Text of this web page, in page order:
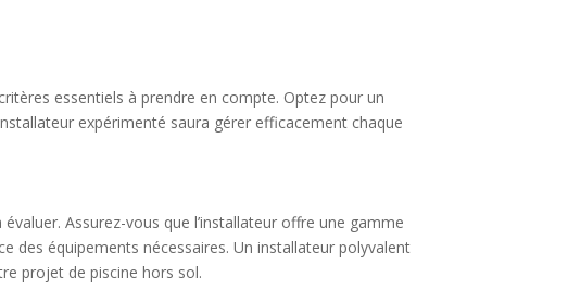
essentiels à prendre en compte. Optez pour un
expérimenté saura gérer efficacement chaque
Assurez-vous que l’installateur offre une gamme
des équipements nécessaires. Un installateur polyvalent
projet de piscine hors sol.